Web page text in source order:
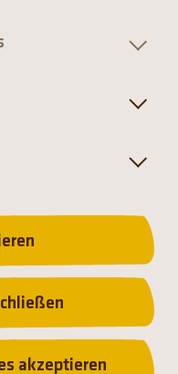
viel bewirken.“
akzeptieren